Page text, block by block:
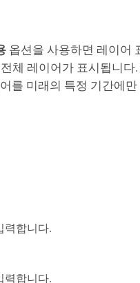
옵션을 사용하면 레이어
체 레이어가 표시됩니다.
를 미래의 특정 기간에만
력합니다.
력합니다.